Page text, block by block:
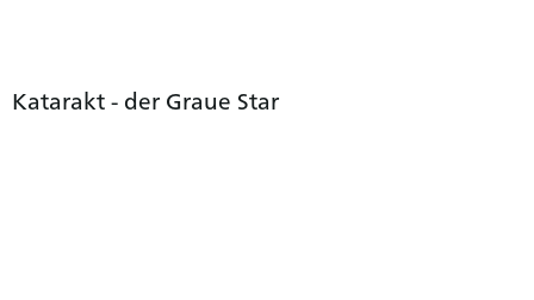
Katarakt - der Graue Star